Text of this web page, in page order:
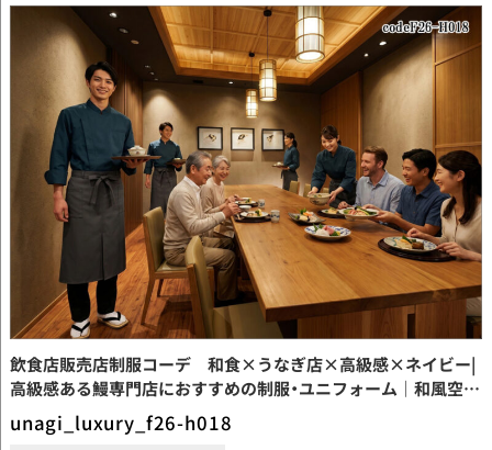
飲食店販売店制服コーデ 和食×うなぎ店×高級感×ネイビー|
高級感ある鰻専門店におすすめの制服・ユニフォーム｜和風空間
を演出するネイビー×チャコールの上質コーデ【codeF26-
H018】
unagi_luxury_f26-h018